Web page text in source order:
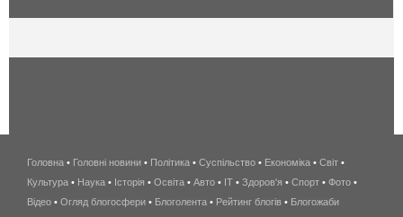
беспроводной
интернет
киев
Головна • Головні новини • Політика • Суспільство • Економіка • Світ •
Культура • Наука • Історія • Освіта • Авто • IT • Здоров'я • Спорт • Фото •
Відео • Огляд блогосфери • Блоголента • Рейтинг блогів • Блогожаби